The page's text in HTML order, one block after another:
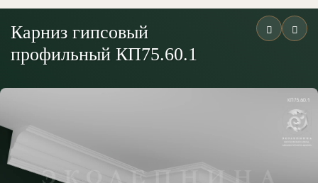
Карниз гипсовый
профильный КП75.60.1